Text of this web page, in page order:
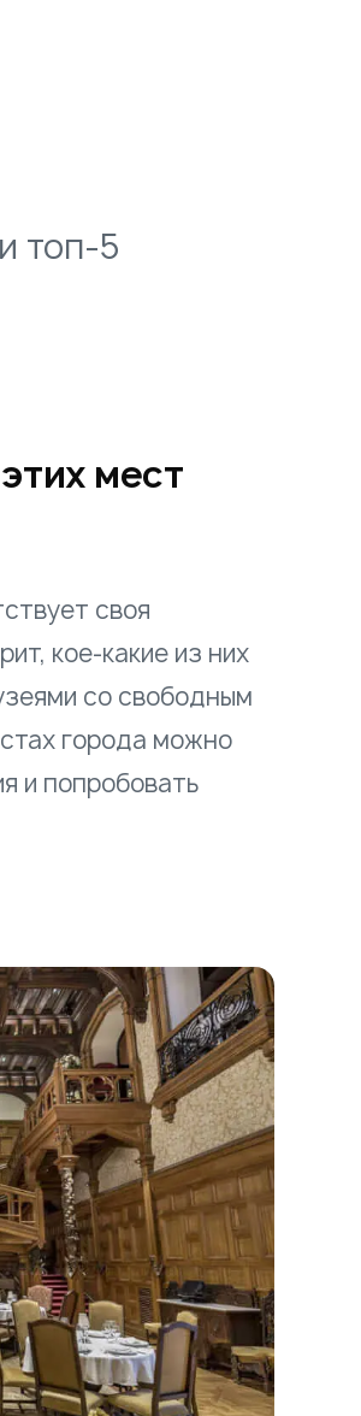
топ-5
мест
своя
кое-какие из них
со свободным
города можно
и попробовать